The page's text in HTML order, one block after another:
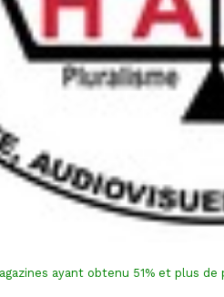
ayant obtenu 51% et plus